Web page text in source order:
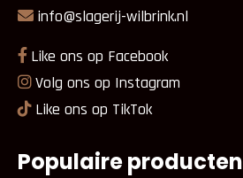
info@slagerij-wilbrink.nl
Like ons op Facebook
Volg ons op Instagram
Like ons op TikTok
Populaire producten